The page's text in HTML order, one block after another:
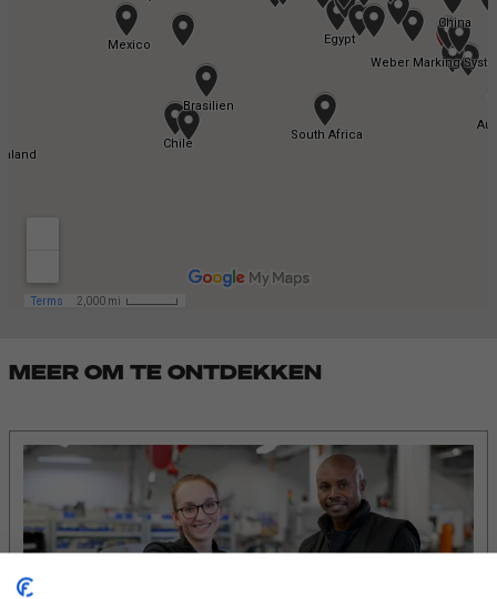
MEER OM TE ONTDEKKEN